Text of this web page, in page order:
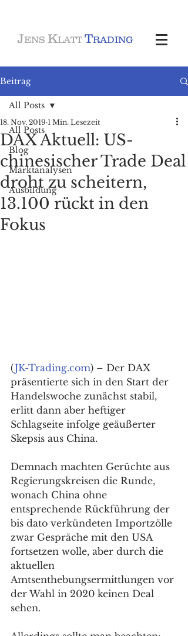
JENS KLATT TRADING
Beitrag
All Posts
Blog
Marktanalysen
Ausbildung
All Posts
DAX Aktuell: US-
chinesischer Trade Deal
droht zu scheitern,
13.100 rückt in den
Fokus
18. Nov. 2019 1 Min. Lesezeit
(JK-Trading.com) – Der DAX
präsentierte sich in den Start der
Handelswoche zunächst stabil,
erlitt dann aber heftiger
Schlagseite infolge geäußerter
Skepsis aus China.
Demnach machten Gerüchte aus
Regierungskreisen die Runde,
wonach China ohne
entsprechende Rückführung der
bis dato verkündeten Importzölle
zwar Gespräche mit den USA
fortsetzen wolle, aber durch die
aktuellen
Amtsenthebungsermittlungen vor
der Wahl in 2020 keinen Deal
sehen.